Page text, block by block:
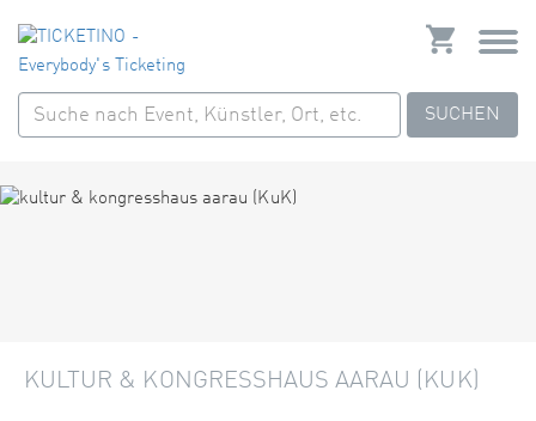
SUCHEN
KULTUR & KONGRESSHAUS AARAU (KUK)